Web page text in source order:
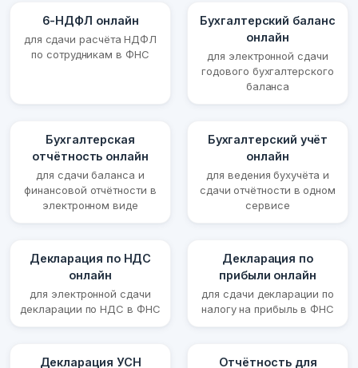
6-НДФЛ онлайн
для сдачи расчёта НДФЛ
по сотрудникам в ФНС
Бухгалтерский баланс
онлайн
для электронной сдачи
годового бухгалтерского
баланса
Бухгалтерская
отчётность онлайн
для сдачи баланса и
финансовой отчётности в
электронном виде
Бухгалтерский учёт
онлайн
для ведения бухучёта и
сдачи отчётности в одном
сервисе
Декларация по НДС
онлайн
для электронной сдачи
декларации по НДС в ФНС
Декларация по
прибыли онлайн
для сдачи декларации по
налогу на прибыль в ФНС
Декларация УСН
Отчётность для